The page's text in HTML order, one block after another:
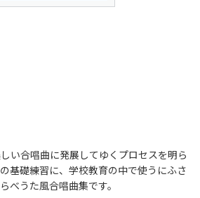
い合唱曲に発展してゆくプロセスを明ら
基礎練習に、学校教育の中で使うにふさ
べうた風合唱曲集です。